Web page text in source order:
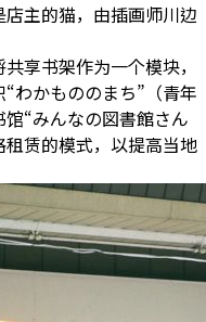
主的猫，由插画师川边
享书架作为一个模块，
わかもののまち”（青年
“みんなの図書館さん
租赁的模式，以提高当地